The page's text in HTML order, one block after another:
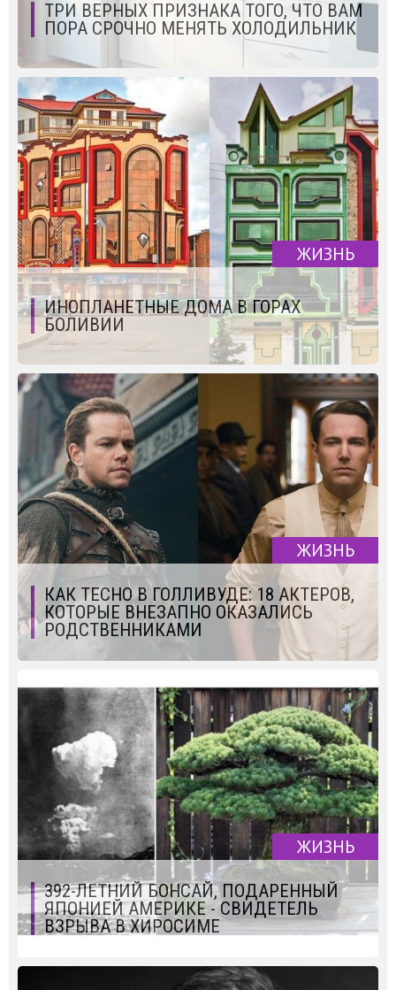
ТРИ ВЕРНЫХ ПРИЗНАКА ТОГО, ЧТО ВАМ
ПОРА СРОЧНО МЕНЯТЬ ХОЛОДИЛЬНИК
ЖИЗНЬ
ИНОПЛАНЕТНЫЕ ДОМА В ГОРАХ
БОЛИВИИ
ЖИЗНЬ
КАК ТЕСНО В ГОЛЛИВУДЕ: 18 АКТЕРОВ,
КОТОРЫЕ ВНЕЗАПНО ОКАЗАЛИСЬ
РОДСТВЕННИКАМИ
ЖИЗНЬ
392-ЛЕТНИЙ БОНСАЙ, ПОДАРЕННЫЙ
ЯПОНИЕЙ АМЕРИКЕ - СВИДЕТЕЛЬ
ВЗРЫВА В ХИРОСИМЕ